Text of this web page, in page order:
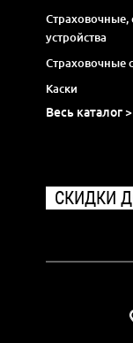
Страховочные,
устройства
Страховочные
Каски
Весь каталог >
СКИДКИ